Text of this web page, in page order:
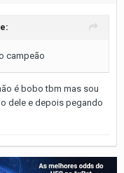
campeão
é bobo tbm mas sou
dele e depois pegando